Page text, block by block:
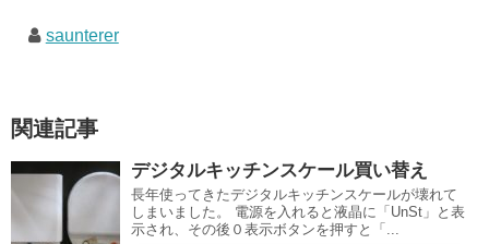
saunterer
関連記事
デジタルキッチンスケール買い替え
長年使ってきたデジタルキッチンスケールが壊れて
しまいました。 電源を入れると液晶に「UnSt」と表
示され、その後０表示ボタンを押すと「...